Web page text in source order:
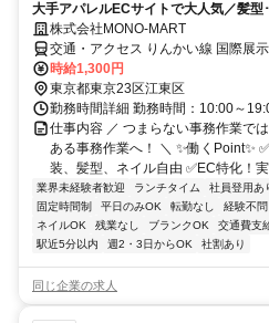
大手アパレルECサイトで大人気／髪型
株式会社MONO‐MART
交通・アクセス りんかい線 国際展
時給1,300円
東京都東京23区江東区
勤務時間詳細 勤務時間：10:00～
仕事内容 ／ つまらない事務作業で
ある事務作業へ！ ＼ ✨働くPoint✨
装、髪型、ネイル自由 ✅EC特化！
業界未経験者歓迎 ランチタイム 社員登用あ
固定時間制
平日のみOK 転勤なし 経験不問
ネイルOK
残業なし ブランクOK 交通費支
駅近5分以内
週2・3日からOK 社割あり
同じ企業の求人